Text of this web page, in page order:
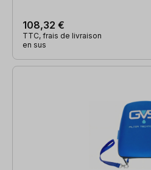
108,32 €
TTC, frais de livraison
en sus